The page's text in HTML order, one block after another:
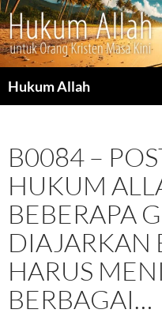
Hukum Allah
B0084 –
HUKUM
BEBERAPA
DIAJARKAN
HARUS
BERBAGAI…